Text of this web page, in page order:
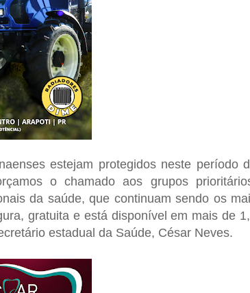
estejam protegidos neste período
o chamado aos grupos
da saúde, que continuam sendo os
gratuita e está disponível em mais de
estadual da Saúde, César Neves.